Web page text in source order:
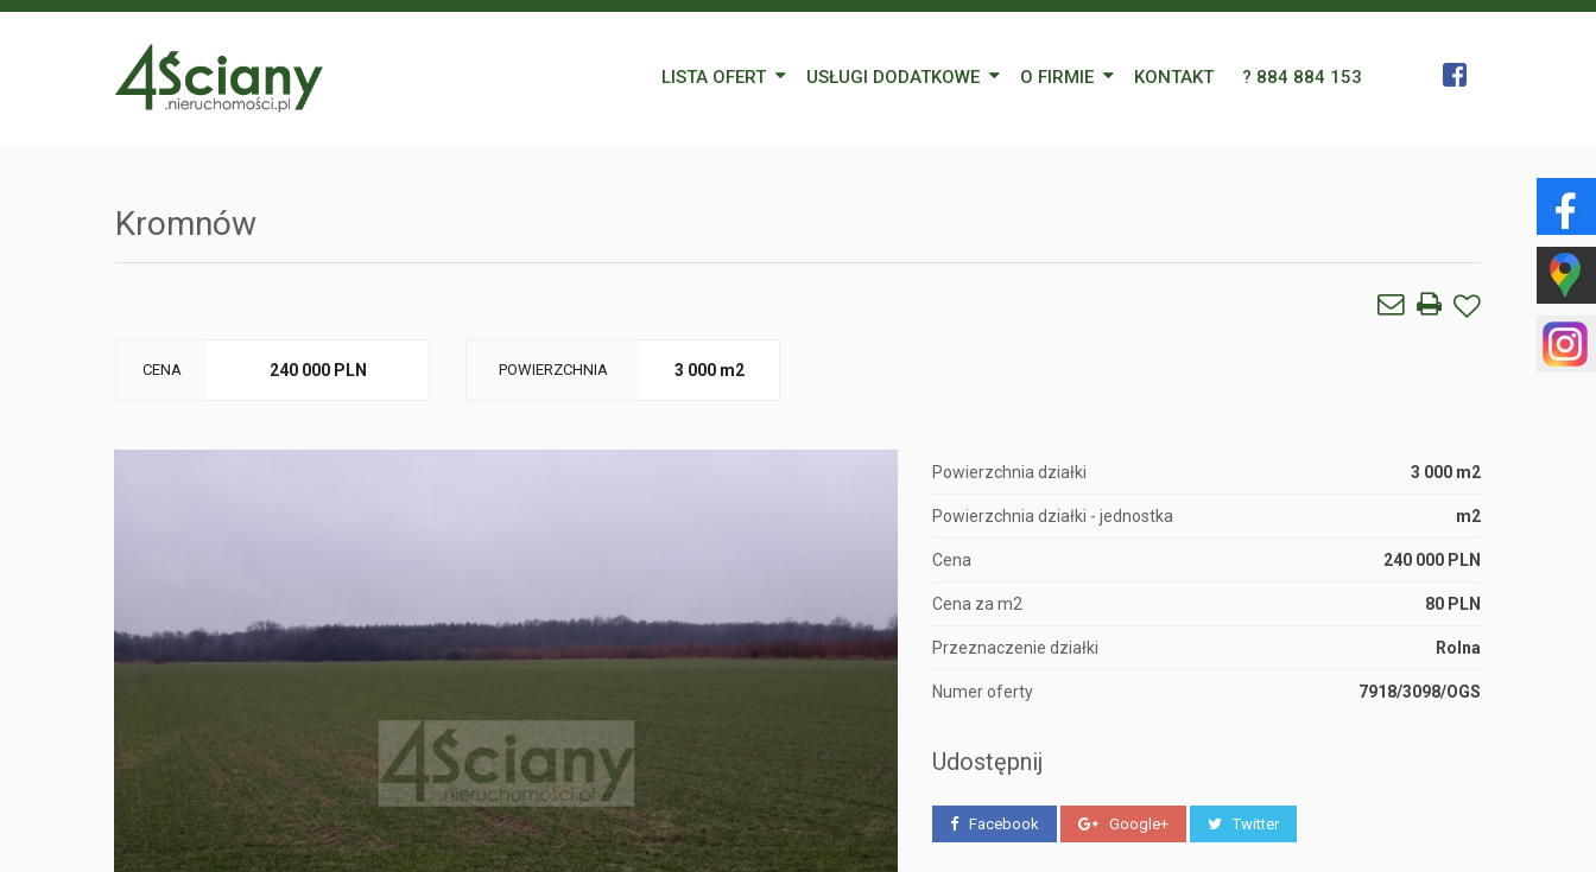
LISTA OFERT USŁUGI DODATKOWE O FIRMIE KONTAKT ? 884 884 153
Kromnów
CENA 240 000 PLN POWIERZCHNIA 3 000 m2
Powierzchnia działki 3 000 m2
Powierzchnia działki - jednostka m2
Cena 240 000 PLN
Cena za m2 80 PLN
Przeznaczenie działki Rolna
Numer oferty 7918/3098/OGS
Udostępnij
Facebook Google+ Twitter